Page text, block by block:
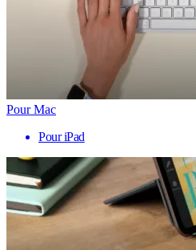
Pour Mac
Pour iPad